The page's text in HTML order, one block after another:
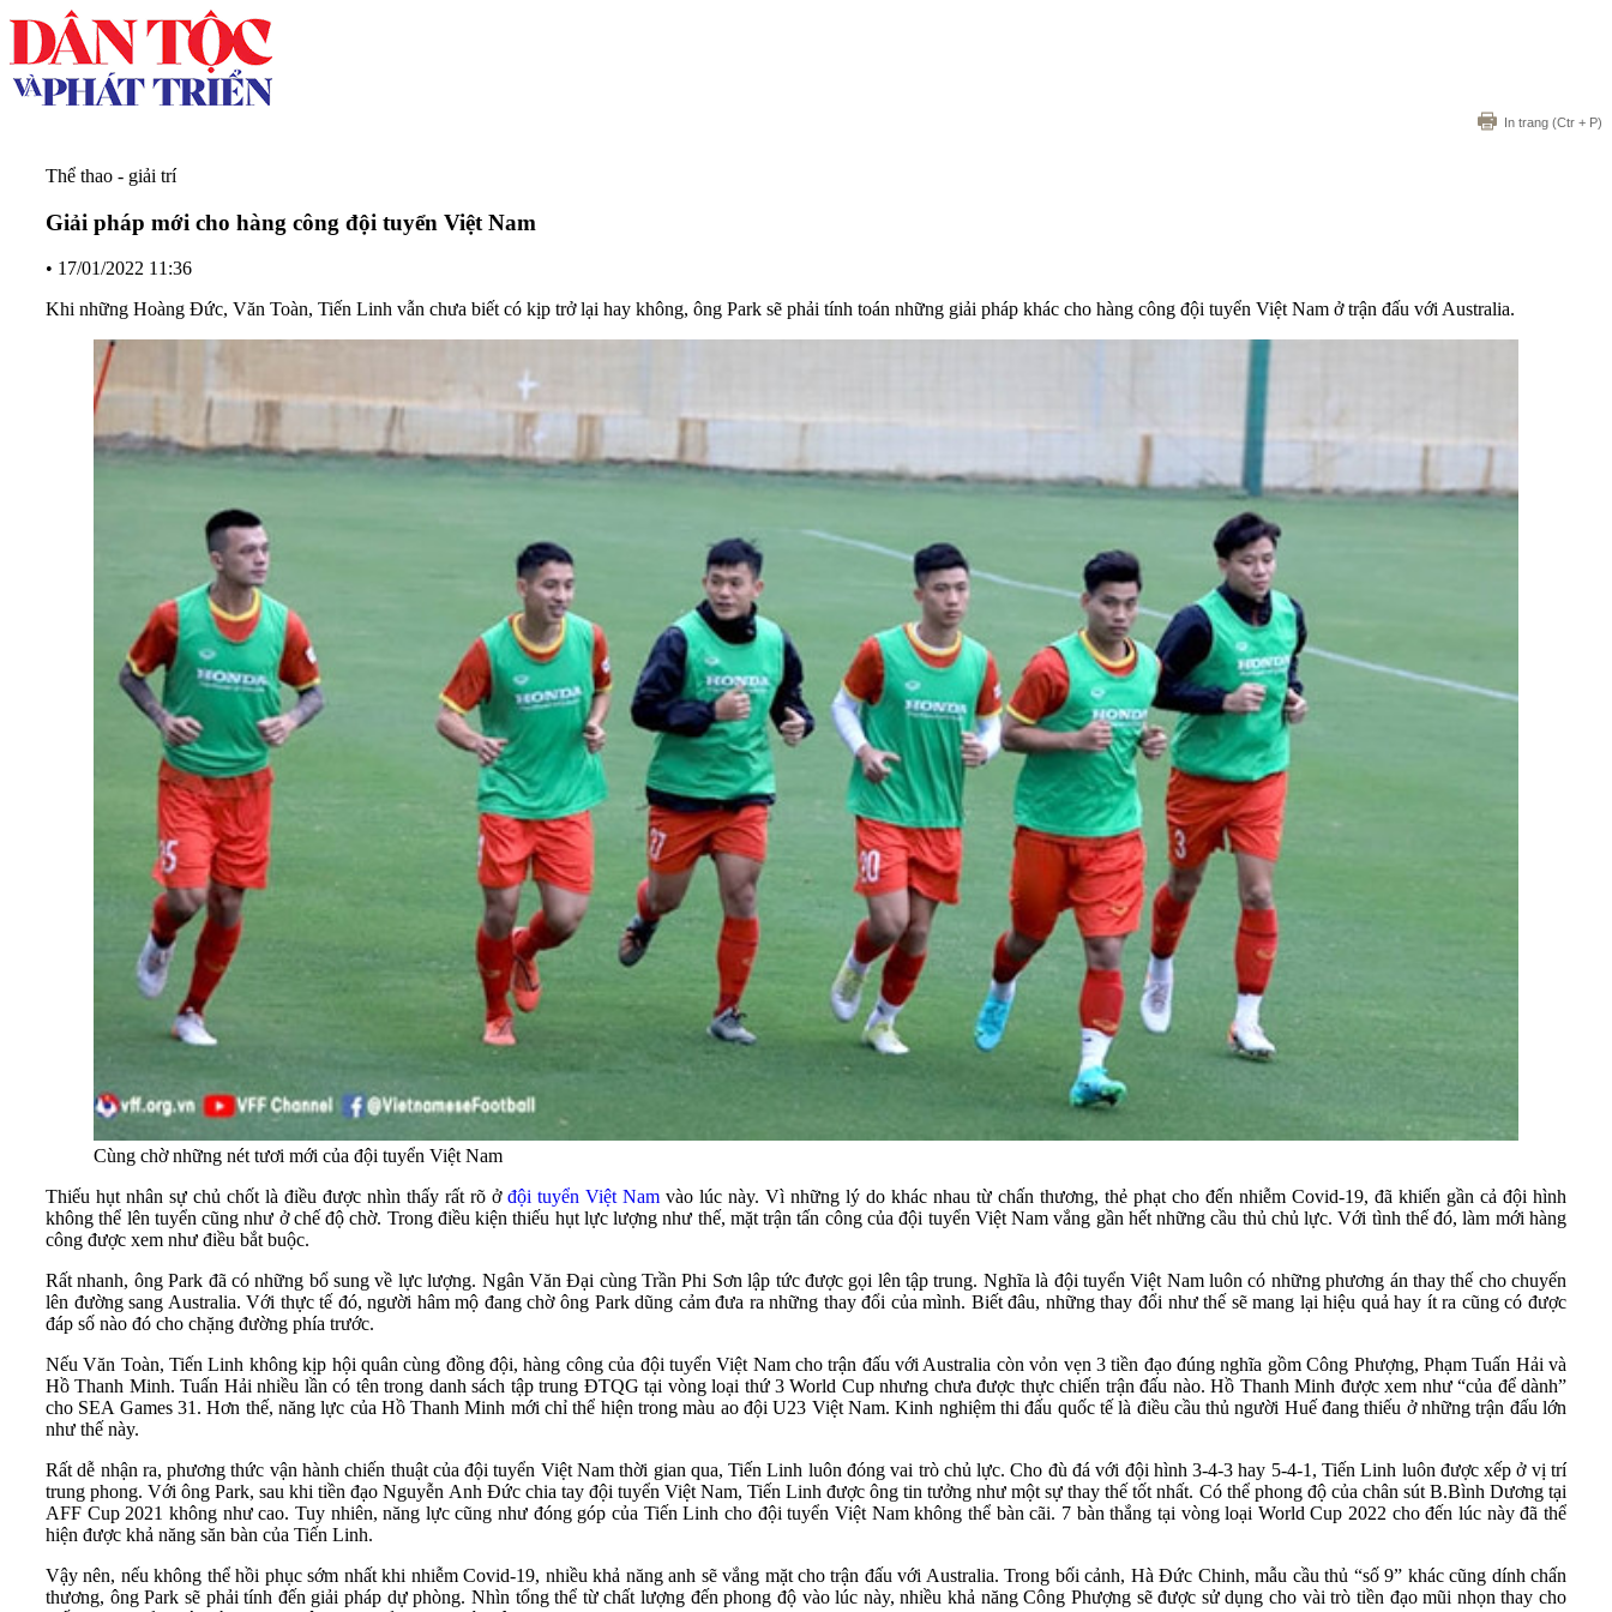
In trang (Ctr + P)
Thể thao - giải trí
Giải pháp mới cho hàng công đội tuyển Việt Nam
• 17/01/2022 11:36
Khi những Hoàng Đức, Văn Toàn, Tiến Linh vẫn chưa biết có kịp trở lại hay không, ông Park sẽ phải tính toán những giải pháp khác cho hàng công đội tuyển Việt Nam ở trận đấu với Australia.
Cùng chờ những nét tươi mới của đội tuyển Việt Nam
Thiếu hụt nhân sự chủ chốt là điều được nhìn thấy rất rõ ở đội tuyển Việt Nam vào lúc này. Vì những lý do khác nhau từ chấn thương, thẻ phạt cho đến nhiễm Covid-19, đã khiến gần cả đội hình
không thể lên tuyển cũng như ở chế độ chờ. Trong điều kiện thiếu hụt lực lượng như thế, mặt trận tấn công của đội tuyển Việt Nam vắng gần hết những cầu thủ chủ lực. Với tình thế đó, làm mới hàng
công được xem như điều bắt buộc.
Rất nhanh, ông Park đã có những bổ sung về lực lượng. Ngân Văn Đại cùng Trần Phi Sơn lập tức được gọi lên tập trung. Nghĩa là đội tuyển Việt Nam luôn có những phương án thay thế cho chuyến
lên đường sang Australia. Với thực tế đó, người hâm mộ đang chờ ông Park dũng cảm đưa ra những thay đổi của mình. Biết đâu, những thay đổi như thế sẽ mang lại hiệu quả hay ít ra cũng có được
đáp số nào đó cho chặng đường phía trước.
Nếu Văn Toàn, Tiến Linh không kịp hội quân cùng đồng đội, hàng công của đội tuyển Việt Nam cho trận đấu với Australia còn vỏn vẹn 3 tiền đạo đúng nghĩa gồm Công Phượng, Phạm Tuấn Hải và
Hồ Thanh Minh. Tuấn Hải nhiều lần có tên trong danh sách tập trung ĐTQG tại vòng loại thứ 3 World Cup nhưng chưa được thực chiến trận đấu nào. Hồ Thanh Minh được xem như “của để dành”
cho SEA Games 31. Hơn thế, năng lực của Hồ Thanh Minh mới chỉ thể hiện trong màu ao đội U23 Việt Nam. Kinh nghiệm thi đấu quốc tế là điều cầu thủ người Huế đang thiếu ở những trận đấu lớn
như thế này.
Rất dễ nhận ra, phương thức vận hành chiến thuật của đội tuyển Việt Nam thời gian qua, Tiến Linh luôn đóng vai trò chủ lực. Cho đù đá với đội hình 3-4-3 hay 5-4-1, Tiến Linh luôn được xếp ở vị trí
trung phong. Với ông Park, sau khi tiền đạo Nguyễn Anh Đức chia tay đội tuyển Việt Nam, Tiến Linh được ông tin tưởng như một sự thay thế tốt nhất. Có thể phong độ của chân sút B.Bình Dương tại
AFF Cup 2021 không như cao. Tuy nhiên, năng lực cũng như đóng góp của Tiến Linh cho đội tuyển Việt Nam không thể bàn cãi. 7 bàn thắng tại vòng loại World Cup 2022 cho đến lúc này đã thể
hiện được khả năng săn bàn của Tiến Linh.
Vậy nên, nếu không thể hồi phục sớm nhất khi nhiễm Covid-19, nhiều khả năng anh sẽ vắng mặt cho trận đấu với Australia. Trong bối cảnh, Hà Đức Chinh, mẫu cầu thủ “số 9” khác cũng dính chấn
thương, ông Park sẽ phải tính đến giải pháp dự phòng. Nhìn tổng thể từ chất lượng đến phong độ vào lúc này, nhiều khả năng Công Phượng sẽ được sử dụng cho vài trò tiền đạo mũi nhọn thay cho